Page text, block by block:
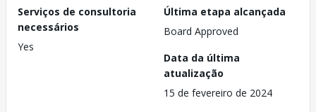
Serviços de consultoria
necessários
Yes
Última etapa alcançada
Board Approved
Data da última
atualização
15 de fevereiro de 2024